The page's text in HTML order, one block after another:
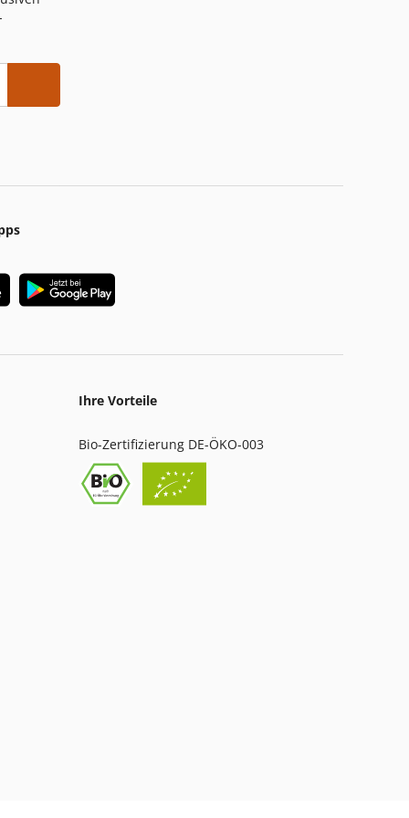
Ihre Vorteile
Bio-Zertifizierung DE-ÖKO-003